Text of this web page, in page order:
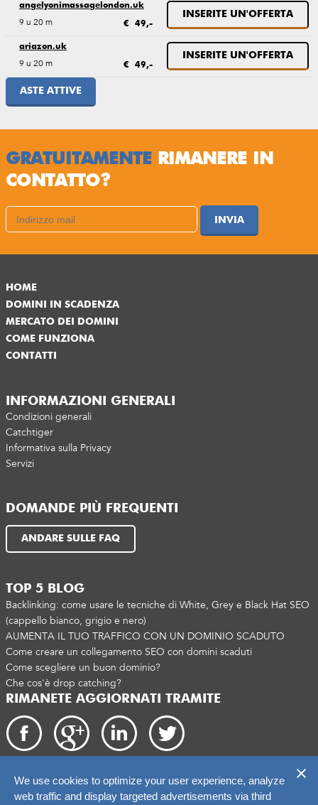
angelyonimassagelondon.uk
9 u 20 m € 49,-
INSERITE UN'OFFERTA
ariazon.uk
9 u 20 m € 49,-
INSERITE UN'OFFERTA
ASTE ATTIVE
GRATUITAMENTE RIMANERE IN
CONTATTO?
INVIA
HOME
DOMINI IN SCADENZA
MERCATO DEI DOMINI
COME FUNZIONA
CONTATTI
INFORMAZIONI GENERALI
Condizioni generali
Catchtiger
Informativa sulla Privacy
Servizi
DOMANDE PIÙ FREQUENTI
ANDARE SULLE FAQ
TOP 5 BLOG
Backlinking: come usare le tecniche di White, Grey e Black Hat SEO
(cappello bianco, grigio e nero)
AUMENTA IL TUO TRAFFICO CON UN DOMINIO SCADUTO
Come creare un collegamento SEO con domini scaduti
Come scegliere un buon dominio?
Che cos'è drop catching?
RIMANETE AGGIORNATI TRAMITE
Copyright 2026. catchtiger.com
We use cookies to optimize your user experience, analyze
web traffic and display targeted advertisements via third